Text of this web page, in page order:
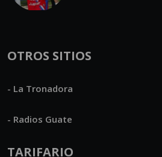
OTROS SITIOS
- La Tronadora
- Radios Guate
TARIFARIO